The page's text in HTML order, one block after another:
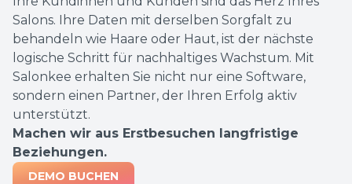
Salons. Ihre Daten mit derselben Sorgfalt zu
behandeln wie Haare oder Haut, ist der nächste
logische Schritt für nachhaltiges Wachstum. Mit
Salonkee erhalten Sie nicht nur eine Software,
sondern einen Partner, der Ihren Erfolg aktiv
unterstützt.
Machen wir aus Erstbesuchen langfristige
Beziehungen.
DEMO BUCHEN